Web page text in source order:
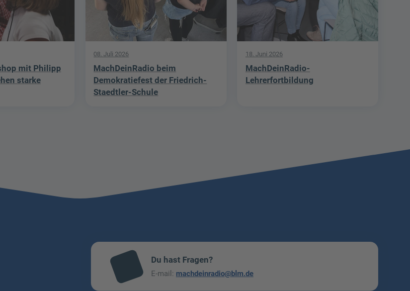
mit Philipp
starke
08. Juli 2026
MachDeinRadio beim
Demokratiefest der Friedrich-
Staedtler-Schule
18. Juni 2026
MachDeinRadio-
Lehrerfortbildung
mai
l
Du hast Fragen?
E-mail: machdeinradio@blm.de